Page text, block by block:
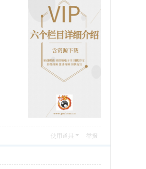
使用道具 举报